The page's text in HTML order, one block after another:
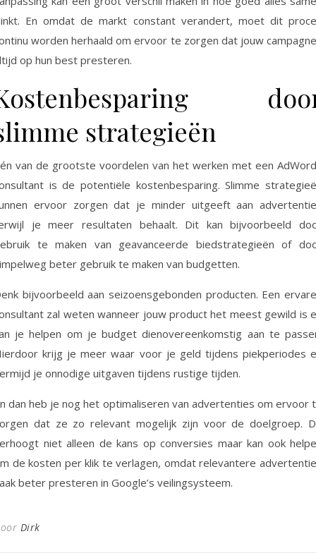
En omdat de markt constant verandert, moet dit
worden herhaald om ervoor te zorgen dat jouw
op hun best presteren.
strategieën
van de grootste voordelen van het werken met een
is de potentiële kostenbesparing. Slimme
ervoor zorgen dat je minder uitgeeft aan
je meer resultaten behaalt. Dit kan bijvoorbeeld
te maken van geavanceerde biedstrategieën of
beter gebruik te maken van budgetten.
bijvoorbeeld aan seizoensgebonden producten. Een
zal weten wanneer jouw product het meest gewild is
je helpen om je budget dienovereenkomstig aan te
krijg je meer waar voor je geld tijdens piekperiodes
je onnodige uitgaven tijdens rustige tijden.
dan heb je nog het optimaliseren van advertenties om ervoor
dat ze zo relevant mogelijk zijn voor de doelgroep.
niet alleen de kans op conversies maar kan ook
de kosten per klik te verlagen, omdat relevantere
beter presteren in Google’s veilingsysteem.
Dirk